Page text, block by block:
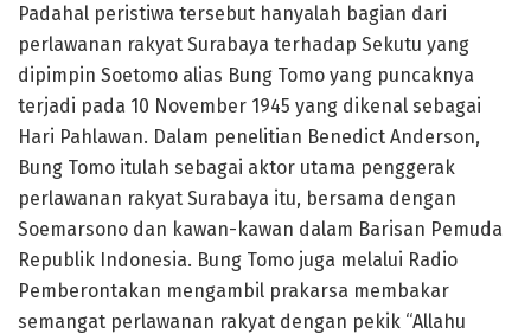
Padahal peristiwa tersebut hanyalah bagian dari
perlawanan rakyat Surabaya terhadap Sekutu yang
dipimpin Soetomo alias Bung Tomo yang puncaknya
terjadi pada 10 November 1945 yang dikenal sebagai
Hari Pahlawan. Dalam penelitian Benedict Anderson,
Bung Tomo itulah sebagai aktor utama penggerak
perlawanan rakyat Surabaya itu, bersama dengan
Soemarsono dan kawan-kawan dalam Barisan Pemuda
Republik Indonesia. Bung Tomo juga melalui Radio
Pemberontakan mengambil prakarsa membakar
semangat perlawanan rakyat dengan pekik “Allahu